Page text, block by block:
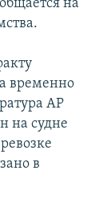
на
временно
АР
на судне
в